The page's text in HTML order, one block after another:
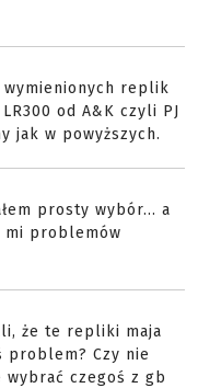
wymienionych replik
od A&K czyli PJ
jak w powyższych.
prosty wybór... a
mi problemów
że te repliki maja
problem? Czy nie
czegoś z gb